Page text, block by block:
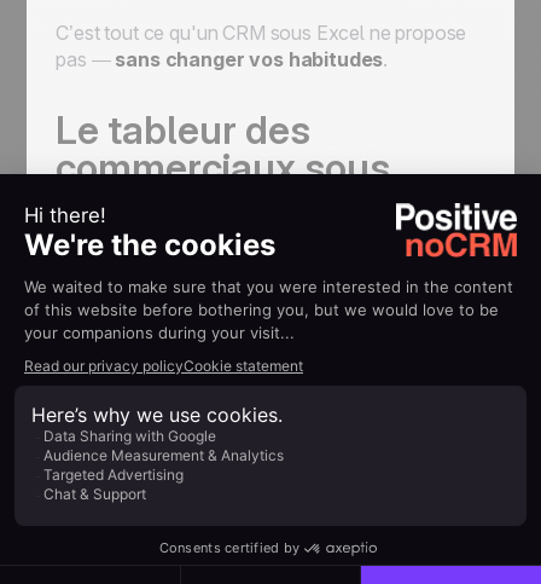
C’est tout ce qu'un CRM sous Excel ne propose
pas — sans changer vos habitudes.
Le tableur des
commerciaux sous
stéroïdes
La feuille de calcul Excel vous donne une vue
directe de vos données. En fait, il ne vous
montre que vos données brutes sans analyse ni
aucun filtre qu’un responsable des ventes pourrait
utiliser pour évaluer leurs stratégies de vente.
C'est parce qu'il n'a jamais été conçu pour
être plus qu'un tableur. Excel est excellent
dans ce qu'il est censé faire. Cependant, il ne peut
continuera à mener à l'échec s'il n'est pas utilisé
correctement.